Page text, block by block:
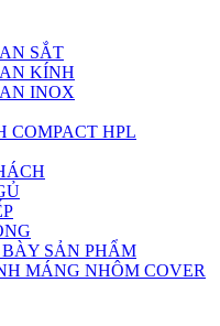
SẮT
KÍNH
INOX
COMPACT HPL
SẢN PHẨM
MÁNG NHÔM COVER